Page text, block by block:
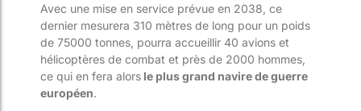
Avec une mise en service prévue en 2038, ce
dernier mesurera 310 mètres de long pour un poids
de 75000 tonnes, pourra accueillir 40 avions et
hélicoptères de combat et près de 2000 hommes,
ce qui en fera alors le plus grand navire de guerre
européen.